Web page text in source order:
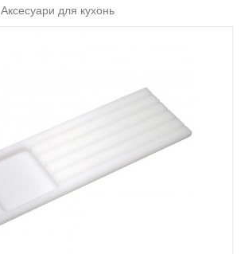
Аксесуари для кухонь